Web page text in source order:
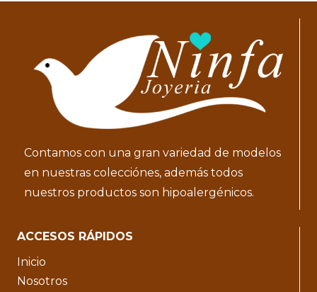
Contamos con una gran variedad de modelos
en nuestras colecciónes, además todos
nuestros productos son hipoalergénicos.
ACCESOS RÁPIDOS
Inicio
Nosotros